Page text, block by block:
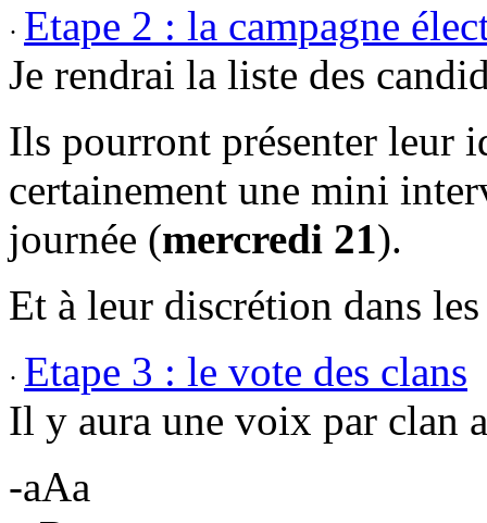
· Etape 2 : la campagne
Je rendrai la liste des
Ils pourront présenter leur
certainement une mini
journée (mercredi 21).
Et à leur discrétion dans
· Etape 3 : le vote des clans
Il y aura une voix par clan
-aAa